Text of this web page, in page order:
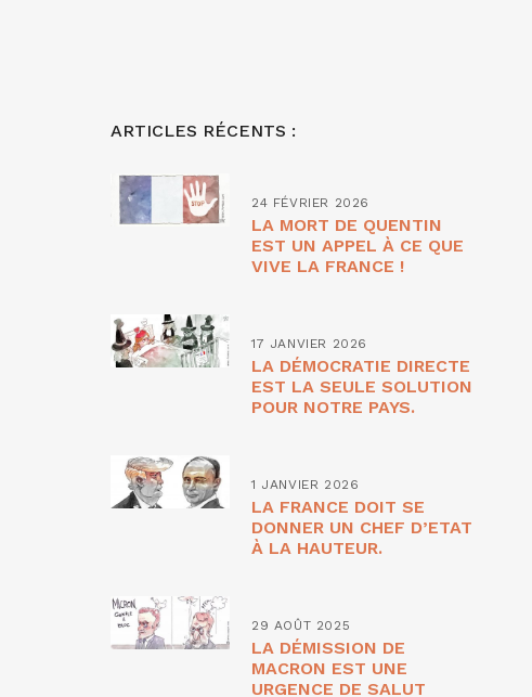
ARTICLES RÉCENTS :
24 FÉVRIER 2026
LA MORT DE QUENTIN
EST UN APPEL À CE QUE
VIVE LA FRANCE !
17 JANVIER 2026
LA DÉMOCRATIE DIRECTE
EST LA SEULE SOLUTION
POUR NOTRE PAYS.
1 JANVIER 2026
LA FRANCE DOIT SE
DONNER UN CHEF D’ETAT
À LA HAUTEUR.
29 AOÛT 2025
LA DÉMISSION DE
MACRON EST UNE
URGENCE DE SALUT